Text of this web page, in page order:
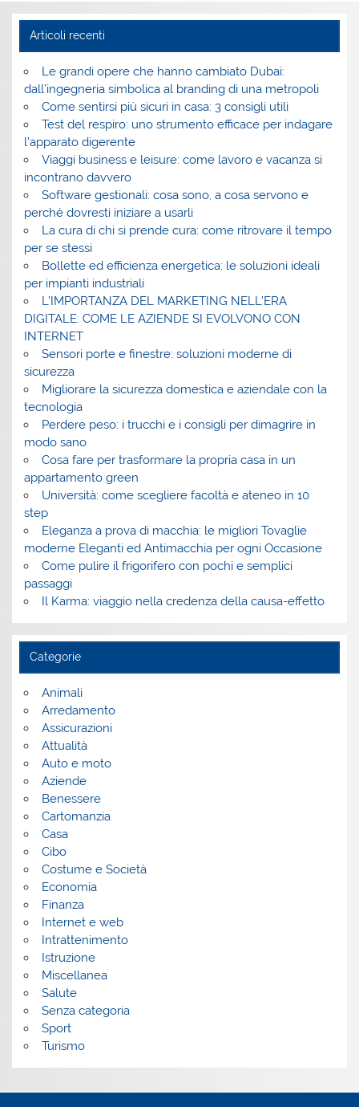
Articoli recenti
Le grandi opere che hanno cambiato Dubai:
dall’ingegneria simbolica al branding di una metropoli
Come sentirsi più sicuri in casa: 3 consigli utili
Test del respiro: uno strumento efficace per indagare
l’apparato digerente
Viaggi business e leisure: come lavoro e vacanza si
incontrano davvero
Software gestionali: cosa sono, a cosa servono e
perché dovresti iniziare a usarli
La cura di chi si prende cura: come ritrovare il tempo
per se stessi
Bollette ed efficienza energetica: le soluzioni ideali
per impianti industriali
L’IMPORTANZA DEL MARKETING NELL’ERA
DIGITALE: COME LE AZIENDE SI EVOLVONO CON
INTERNET
Sensori porte e finestre: soluzioni moderne di
sicurezza
Migliorare la sicurezza domestica e aziendale con la
tecnologia
Perdere peso: i trucchi e i consigli per dimagrire in
modo sano
Cosa fare per trasformare la propria casa in un
appartamento green
Università: come scegliere facoltà e ateneo in 10
step
Eleganza a prova di macchia: le migliori Tovaglie
moderne Eleganti ed Antimacchia per ogni Occasione
Come pulire il frigorifero con pochi e semplici
passaggi
Il Karma: viaggio nella credenza della causa-effetto
Categorie
Animali
Arredamento
Assicurazioni
Attualità
Auto e moto
Aziende
Benessere
Cartomanzia
Casa
Cibo
Costume e Società
Economia
Finanza
Internet e web
Intrattenimento
Istruzione
Miscellanea
Salute
Senza categoria
Sport
Turismo